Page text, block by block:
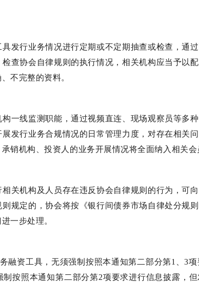
发行业务情况进行定期或不定期抽查或检查，通
查协会自律规则的执行情况，相关机构应当予以
不完整的资料。
一线监测职能，通过视频直连、现场观察员等多
发行业务合规情况的日常管理力度，对存在相关
销机构、投资人的业务开展情况将全面纳入相关会
关机构及人员存在违反协会自律规则的行为，可
规定的，协会将按《银行间债券市场自律处分规
一步处理。
融资工具，无须强制按照本通知第二部分第1、3
按照本通知第二部分第2项要求进行信息披露，